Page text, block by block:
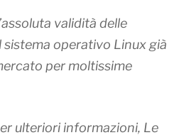
validità delle
operativo Linux già
per moltissime
ulteriori informazioni, Le